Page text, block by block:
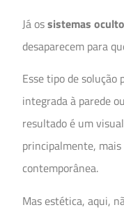
Já ossistemas
desaparecem para
Esse tipo de
integrada à parede
resultado é um
principalmente,
contemporânea.
Mas estética, aqui,